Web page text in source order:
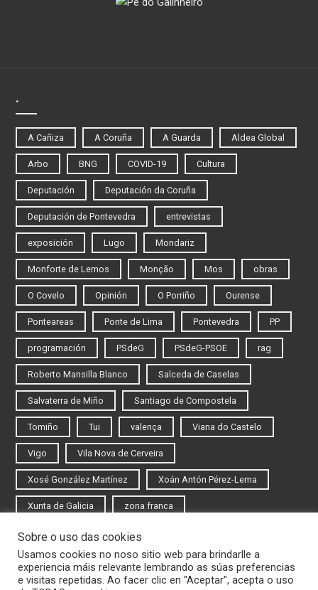
.
A Cañiza A Coruña A Guarda Aldea Global
Arbo BNG COVID-19 Cultura
Deputación Deputación da Coruña
Deputación de Pontevedra entrevistas
exposición Lugo Mondariz
Monforte de Lemos Monção Mos obras
O Covelo Opinión O Porriño Ourense
Ponteareas Ponte de Lima Pontevedra PP
programación PSdeG PSdeG-PSOE rag
Roberto Mansilla Blanco Salceda de Caselas
Salvaterra de Miño Santiago de Compostela
Tomiño Tui valença Viana do Castelo
Vigo Vila Nova de Cerveira
Xosé González Martínez Xoán Antón Pérez-Lema
Xunta de Galicia zona franca
Iniciar sesión
Rexistrarse
Sobre o uso das cookies
Usamos cookies no noso sitio web para brindarlle a
experiencia máis relevante lembrando as súas preferencias
e visitas repetidas. Ao facer clic en "Aceptar", acepta o uso